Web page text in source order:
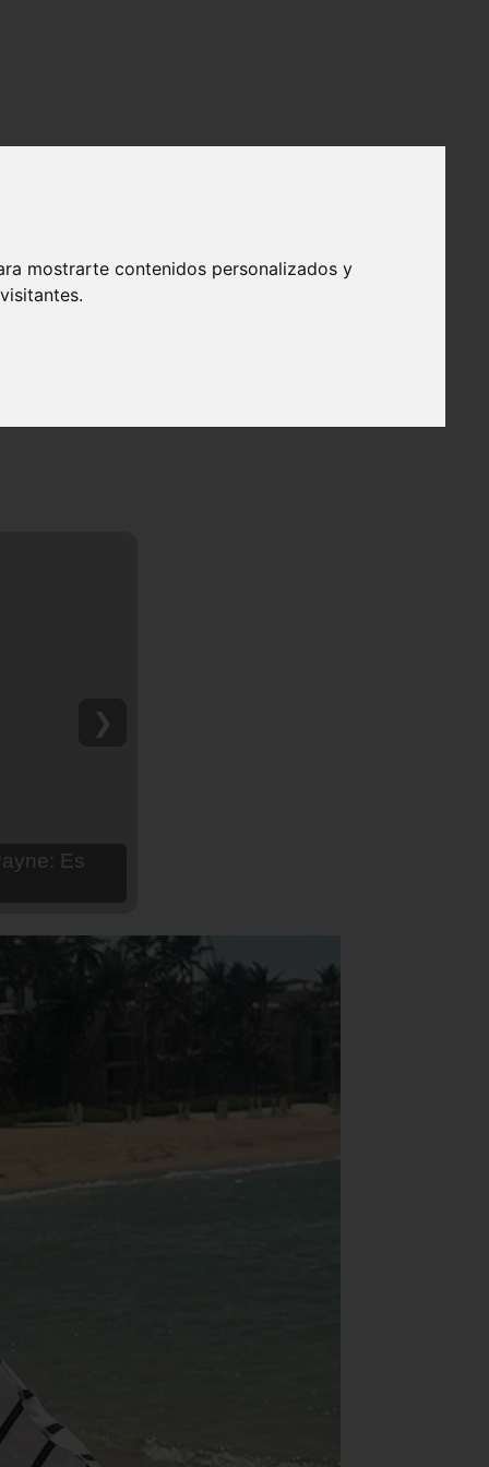
mostrarte contenidos personalizados y
❯